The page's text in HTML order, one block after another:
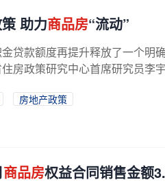
助力商品房“流动”
贷款额度再提升释放了一个明
房政策研究中心首席研究员李
房地产政策
商品房权益合同销售金额